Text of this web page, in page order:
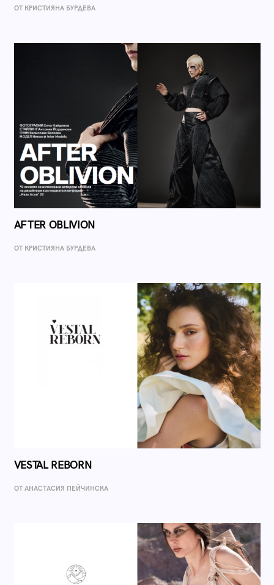
ОТ КРИСТИЯНА БУРДЕВА
AFTER OBLIVION
ОТ КРИСТИЯНА БУРДЕВА
VESTAL REBORN
ОТ AНАСТАСИЯ ПЕЙЧИНСКА